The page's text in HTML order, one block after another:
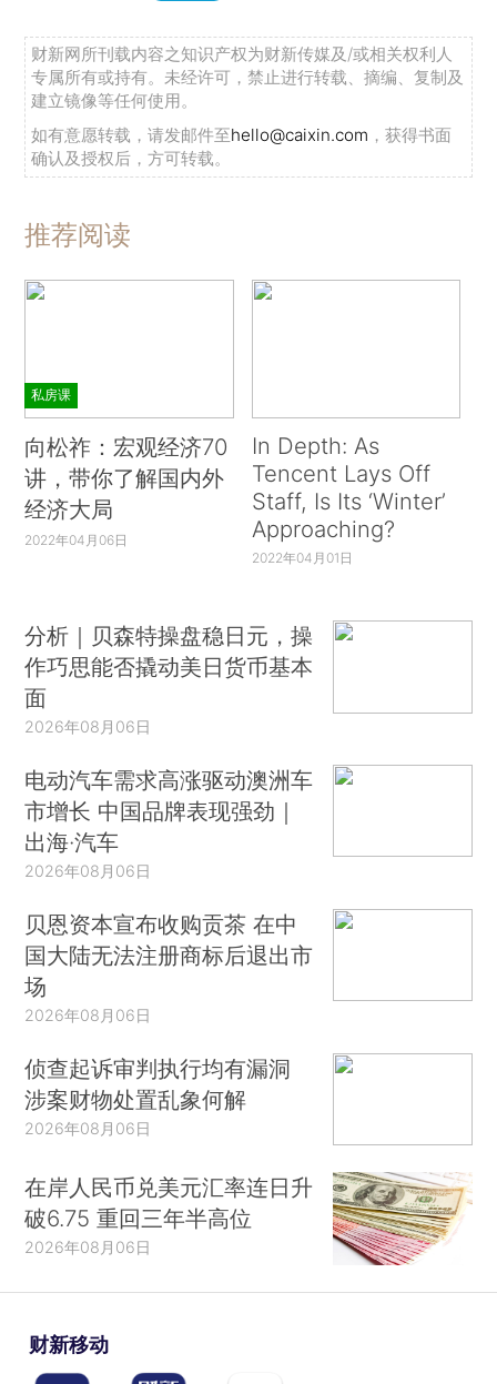
财新网所刊载内容之知识产权为财新传媒及/或相关权利人
专属所有或持有。未经许可，禁止进行转载、摘编、复制及
建立镜像等任何使用。
如有意愿转载，请发邮件至hello@caixin.com ，获得书面
确认及授权后，方可转载。
推荐阅读
私房课
向松祚：宏观经济70
讲，带你了解国内外
经济大局
2022年04月06日
In Depth: As
Tencent Lays Off
Staff, Is Its ‘Winter’
Approaching?
2022年04月01日
分析｜贝森特操盘稳日元，操
作巧思能否撬动美日货币基本
面
2026年08月06日
电动汽车需求高涨驱动澳洲车
市增长 中国品牌表现强劲｜
出海·汽车
2026年08月06日
贝恩资本宣布收购贡茶 在中
国大陆无法注册商标后退出市
场
2026年08月06日
侦查起诉审判执行均有漏洞
涉案财物处置乱象何解
2026年08月06日
在岸人民币兑美元汇率连日升
破6.75 重回三年半高位
2026年08月06日
财新移动